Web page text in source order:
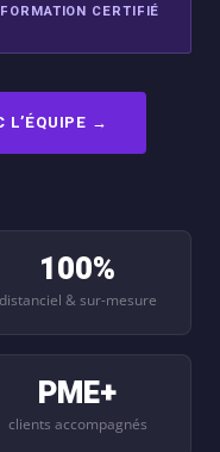
CERTIFIÉ
L’ÉQUIPE →
100%
distanciel & sur-mesure
PME+
clients accompagnés